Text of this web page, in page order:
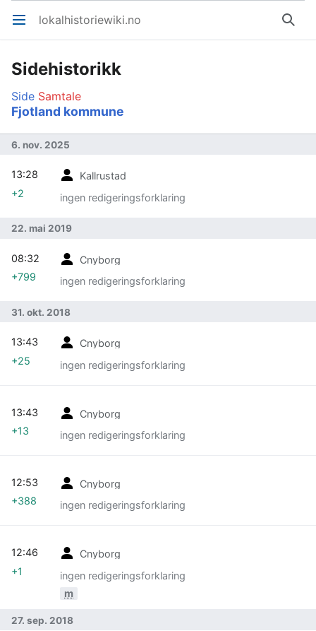
Åpne hovedmenyen lokalhistoriewiki.no Søk
Sidehistorikk
Side Samtale
Fjotland kommune
6. nov. 2025
Kallrustad
ingen redigeringsforklaring
13:28
+2
22. mai 2019
Cnyborg
ingen redigeringsforklaring
08:32
+799
31. okt. 2018
Cnyborg
ingen redigeringsforklaring
13:43
+25
Cnyborg
ingen redigeringsforklaring
13:43
+13
Cnyborg
ingen redigeringsforklaring
12:53
+388
Cnyborg
ingen redigeringsforklaring
m
12:46
+1
27. sep. 2018